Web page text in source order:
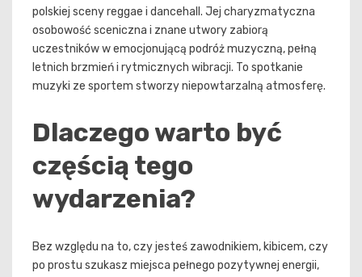
polskiej sceny reggae i dancehall. Jej charyzmatyczna
osobowość sceniczna i znane utwory zabiorą
uczestników w emocjonującą podróż muzyczną, pełną
letnich brzmień i rytmicznych wibracji. To spotkanie
muzyki ze sportem stworzy niepowtarzalną atmosferę.
Dlaczego warto być
częścią tego
wydarzenia?
Bez względu na to, czy jesteś zawodnikiem, kibicem, czy
po prostu szukasz miejsca pełnego pozytywnej energii,